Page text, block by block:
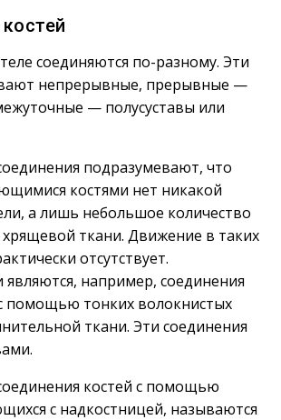
соединяются по-разному. Эти
непрерывные, прерывные —
— полусуставы или
подразумевают, что
костями нет никакой
а лишь небольшое количество
ткани. Движение в таких
отсутствует.
например, соединения
помощью тонких волокнистых
ткани. Эти соединения
костей с помощью
с надкостницей, называются